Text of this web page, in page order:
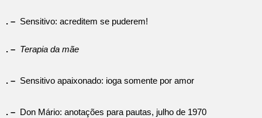
. – Sensitivo: acreditem se puderem!
. – Terapia da mãe
. – Sensitivo apaixonado: ioga somente por amor
. – Don Mário: anotações para pautas, julho de 1970